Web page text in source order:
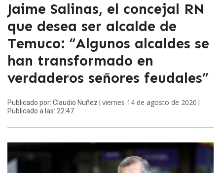
Jaime Salinas, el concejal RN
que desea ser alcalde de
Temuco: “Algunos alcaldes se
han transformado en
verdaderos señores feudales”
Publicado por: Claudio Nuñez | viernes 14 de agosto de 2020
Publicado a las: 22:47